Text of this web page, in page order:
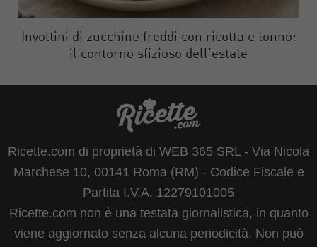
Involtini di zucchine freddi con ricotta e tonno:
il contorno sfizioso dell’estate
Ricette.com di proprietà di WEB 365 SRL - Via Nicola
Marchese 10, 00141 Roma (RM) - Codice Fiscale e
Partita I.V.A. 12279101005
Ricette.com non è una testata giornalistica, in quanto
viene aggiornato senza alcuna periodicità. Non può